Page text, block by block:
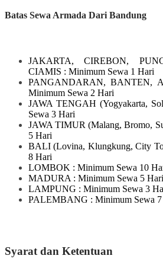
Batas Sewa Armada Dari Bandung
JAKARTA, CIREBON,
CIAMIS : Minimum Sewa 1 Hari
PANGANDARAN, BANTEN,
Minimum Sewa 2 Hari
JAWA TENGAH (Yogyakarta,
Sewa 3 Hari
JAWA TIMUR(Malang, Bromo,
5 Hari
BALI (Lovina, Klungkung, City
8 Hari
LOMBOK : Minimum Sewa 10
MADURA : Minimum Sewa 5 Hari
LAMPUNG : Minimum Sewa 3
PALEMBANG : Minimum Sewa 7
Syarat dan Ketentuan